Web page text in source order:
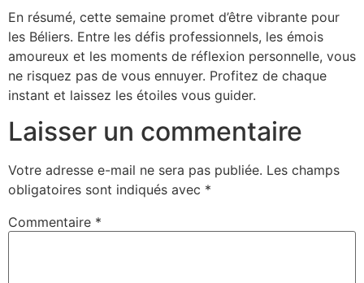
En résumé, cette semaine promet d’être vibrante pour
les Béliers. Entre les défis professionnels, les émois
amoureux et les moments de réflexion personnelle, vous
ne risquez pas de vous ennuyer. Profitez de chaque
instant et laissez les étoiles vous guider.
Laisser un commentaire
Votre adresse e-mail ne sera pas publiée. Les champs
obligatoires sont indiqués avec *
Commentaire *